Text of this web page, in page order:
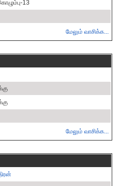
13
மேலும் வாசிக்க...
மேலும் வாசிக்க...